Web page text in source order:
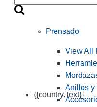
{{country.Text}}
Prensado
View All
Anillos y